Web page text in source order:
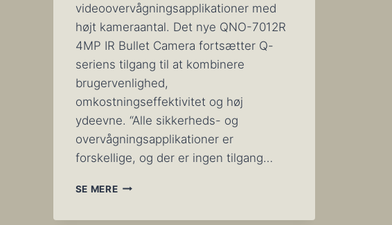
videoovervågningsapplikationer med
højt kameraantal. Det nye QNO-7012R
4MP IR Bullet Camera fortsætter Q-
seriens tilgang til at kombinere
brugervenlighed,
omkostningseffektivitet og høj
ydeevne. “Alle sikkerheds- og
overvågningsapplikationer er
forskellige, og der er ingen tilgang…
SE MEREHANWHA